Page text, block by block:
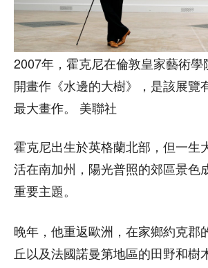
2007年，霍克尼在倫敦皇家藝術學
開畫作《水邊的大樹》，是該展覽
最大畫作。 美聯社
霍克尼出生於英格蘭北部，但一生
活在南加州，陽光普照的郊區景色
重要主題。
晚年，他重返歐洲，在家鄉約克郡
丘以及法國諾曼第地區的田野和樹